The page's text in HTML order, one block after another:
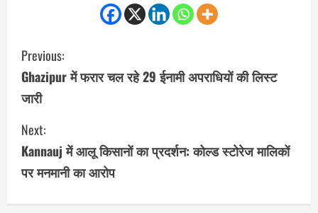
C
o
n
t
i
n
Previous:
Ghazipur में फरार चल रहे 29 ईनामी अपराधियों की लिस्ट
जारी
Next:
Kannauj में आलू किसानों का प्रदर्शन: कोल्ड स्टोरेज मालिकों
पर मनमानी का आरोप